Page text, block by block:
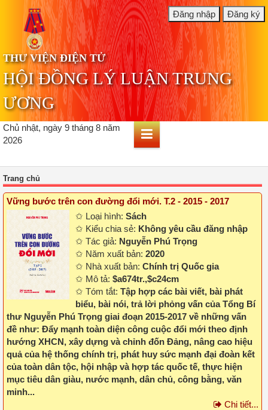
THƯ VIỆN ĐIỆN TỬ
HỘI ĐỒNG LÝ LUẬN TRUNG
ƯƠNG
Chủ nhật, ngày 9 tháng 8 năm
2026
Trang chủ
Vững bước trên con đường đổi mới. T.2 - 2015 - 2017
✩ Loại hình:Sách
✩ Kiểu chia sẻ: Không yêu cầu đăng nhập
✩ Tác giả: Nguyễn Phú Trọng
✩ Năm xuất bản:2020
✩ Nhà xuất bản:Chính trị Quốc gia
✩ Mô tả:$a674tr.,$c24cm
✩ Tóm tắt:Tập hợp các bài viết, bài phát
biểu, bài nói, trả lời phỏng vấn của Tổng Bí
thư Nguyễn Phú Trọng giai đoạn 2015-2017 về những vấn
đề như: Đẩy mạnh toàn diện công cuộc đổi mới theo định
hướng XHCN, xây dựng và chỉnh đốn Đảng, nâng cao hiệu
quả của hệ thống chính trị, phát huy sức mạnh đại đoàn kết
của toàn dân tộc, hội nhập và hợp tác quốc tế, thực hiện
mục tiêu dân giàu, nước mạnh, dân chủ, công bằng, văn
minh...
Chi tiết...